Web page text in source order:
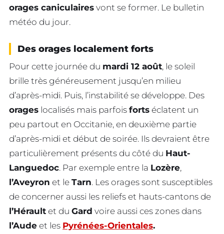
orages caniculaires vont se former. Le bulletin
météo du jour.
Des orages localement forts
Pour cette journée du mardi 12 août, le soleil
brille très généreusement jusqu’en milieu
d’après-midi. Puis, l’instabilité se développe. Des
orages localisés mais parfois forts éclatent un
peu partout en Occitanie, en deuxième partie
d’après-midi et début de soirée. Ils devraient être
particulièrement présents du côté du Haut-
Languedoc. Par exemple entre la Lozère,
l’Aveyron et le Tarn. Les orages sont susceptibles
de concerner aussi les reliefs et hauts-cantons de
l’Hérault et du Gard voire aussi ces zones dans
l’Aude et les Pyrénées-Orientales.